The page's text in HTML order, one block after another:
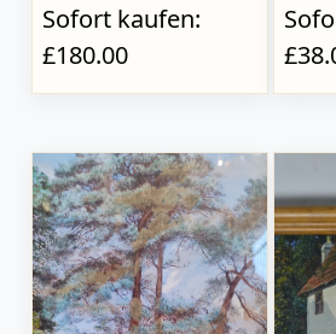
Sofort kaufen:
£180.00